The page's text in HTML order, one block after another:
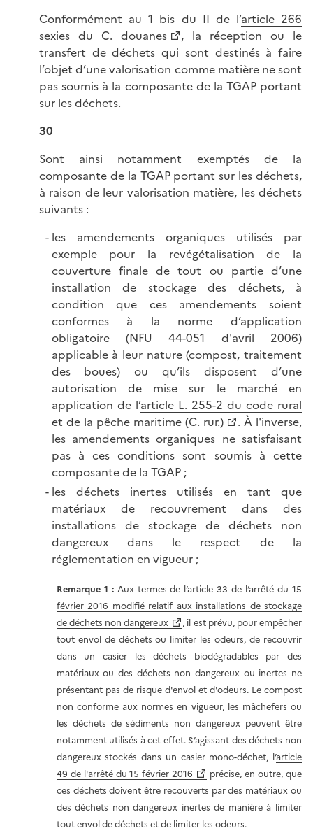
Conformément au 1 bis du II de l’article 266
sexies du C. douanes
, la réception ou le
transfert de déchets qui sont destinés à faire
l’objet d’une valorisation comme matière ne sont
pas soumis à la composante de la TGAP portant
sur les déchets.
30
Sont ainsi notamment exemptés de la
composante de la TGAP portant sur les déchets,
à raison de leur valorisation matière, les déchets
suivants :
les amendements organiques utilisés par
exemple pour la revégétalisation de la
couverture finale de tout ou partie d’une
installation de stockage des déchets, à
condition que ces amendements soient
conformes à la norme d’application
obligatoire (NFU 44-051 d'avril 2006)
applicable à leur nature (compost, traitement
des boues) ou qu’ils disposent d’une
autorisation de mise sur le marché en
application de l’article L. 255-2 du code rural
et de la pêche maritime (C. rur.)
. À l'inverse,
les amendements organiques ne satisfaisant
pas à ces conditions sont soumis à cette
composante de la TGAP ;
les déchets inertes utilisés en tant que
matériaux de recouvrement dans des
installations de stockage de déchets non
dangereux dans le respect de la
réglementation en vigueur ;
Remarque 1 : Aux termes de l’article 33 de l’arrêté du 15
février 2016 modifié relatif aux installations de stockage
de déchets non dangereux
, il est prévu, pour empêcher
tout envol de déchets ou limiter les odeurs, de recouvrir
dans un casier les déchets biodégradables par des
matériaux ou des déchets non dangereux ou inertes ne
présentant pas de risque d'envol et d'odeurs. Le compost
non conforme aux normes en vigueur, les mâchefers ou
les déchets de sédiments non dangereux peuvent être
notamment utilisés à cet effet. S’agissant des déchets non
dangereux stockés dans un casier mono-déchet, l’article
49 de l'arrêté du 15 février 2016
précise, en outre, que
ces déchets doivent être recouverts par des matériaux ou
des déchets non dangereux inertes de manière à limiter
tout envol de déchets et de limiter les odeurs.